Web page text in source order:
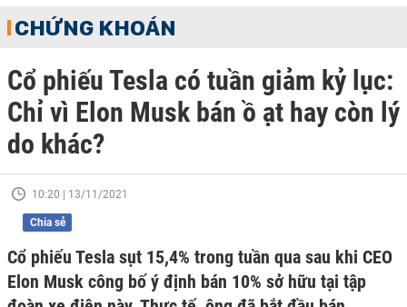
CHỨNG KHOÁN
Cổ phiếu Tesla có tuần giảm kỷ lục:
Chỉ vì Elon Musk bán ồ ạt hay còn lý
do khác?
10:20 | 13/11/2021
Chia sẻ
Cổ phiếu Tesla sụt 15,4% trong tuần qua sau khi CEO
Elon Musk công bố ý định bán 10% sở hữu tại tập